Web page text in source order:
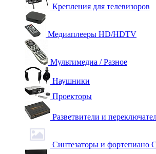
Крепления для телевизоров
Медиаплееры HD/HDTV
Мультимедиа / Разное
Наушники
Проекторы
Разветвители и
Синтезаторы и фортепиано